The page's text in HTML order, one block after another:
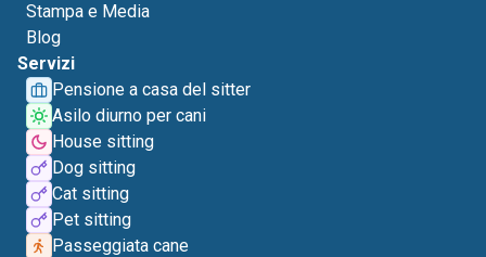
Stampa e Media
Blog
Servizi
Pensione a casa del sitter
Asilo diurno per cani
House sitting
Dog sitting
Cat sitting
Pet sitting
Passeggiata cane